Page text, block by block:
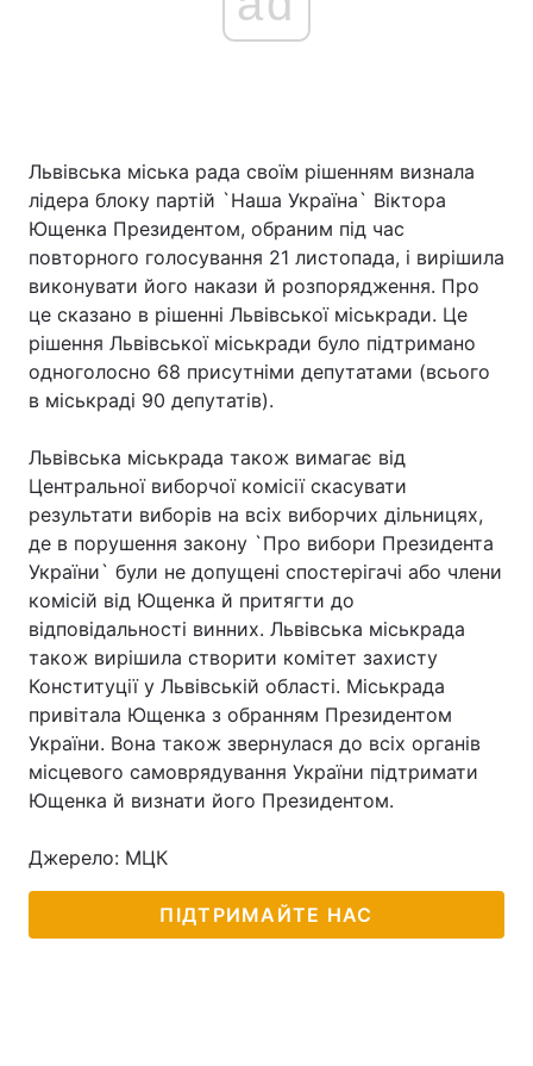
Львівська міська рада своїм рішенням визнала
лідера блоку партій `Наша Україна` Віктора
Ющенка Президентом, обраним під час
повторного голосування 21 листопада, і вирішила
виконувати його накази й розпорядження. Про
це сказано в рішенні Львівської міськради. Це
рішення Львівської міськради було підтримано
одноголосно 68 присутніми депутатами (всього
в міськраді 90 депутатів).
Львівська міськрада також вимагає від
Центральної виборчої комісії скасувати
результати виборів на всіх виборчих дільницях,
де в порушення закону `Про вибори Президента
України` були не допущені спостерігачі або члени
комісій від Ющенка й притягти до
відповідальності винних. Львівська міськрада
також вирішила створити комітет захисту
Конституції у Львівській області. Міськрада
привітала Ющенка з обранням Президентом
України. Вона також звернулася до всіх органів
місцевого самоврядування України підтримати
Ющенка й визнати його Президентом.
Джерело: МЦК
ПІДТРИМАЙТЕ НАС